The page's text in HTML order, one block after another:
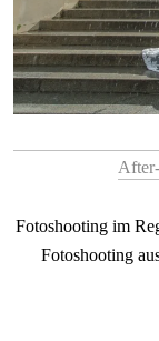
Fotoshooting im
Fotoshooting